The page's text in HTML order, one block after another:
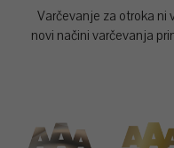
Varčevanje za otroka ni
novi načini varčevanja